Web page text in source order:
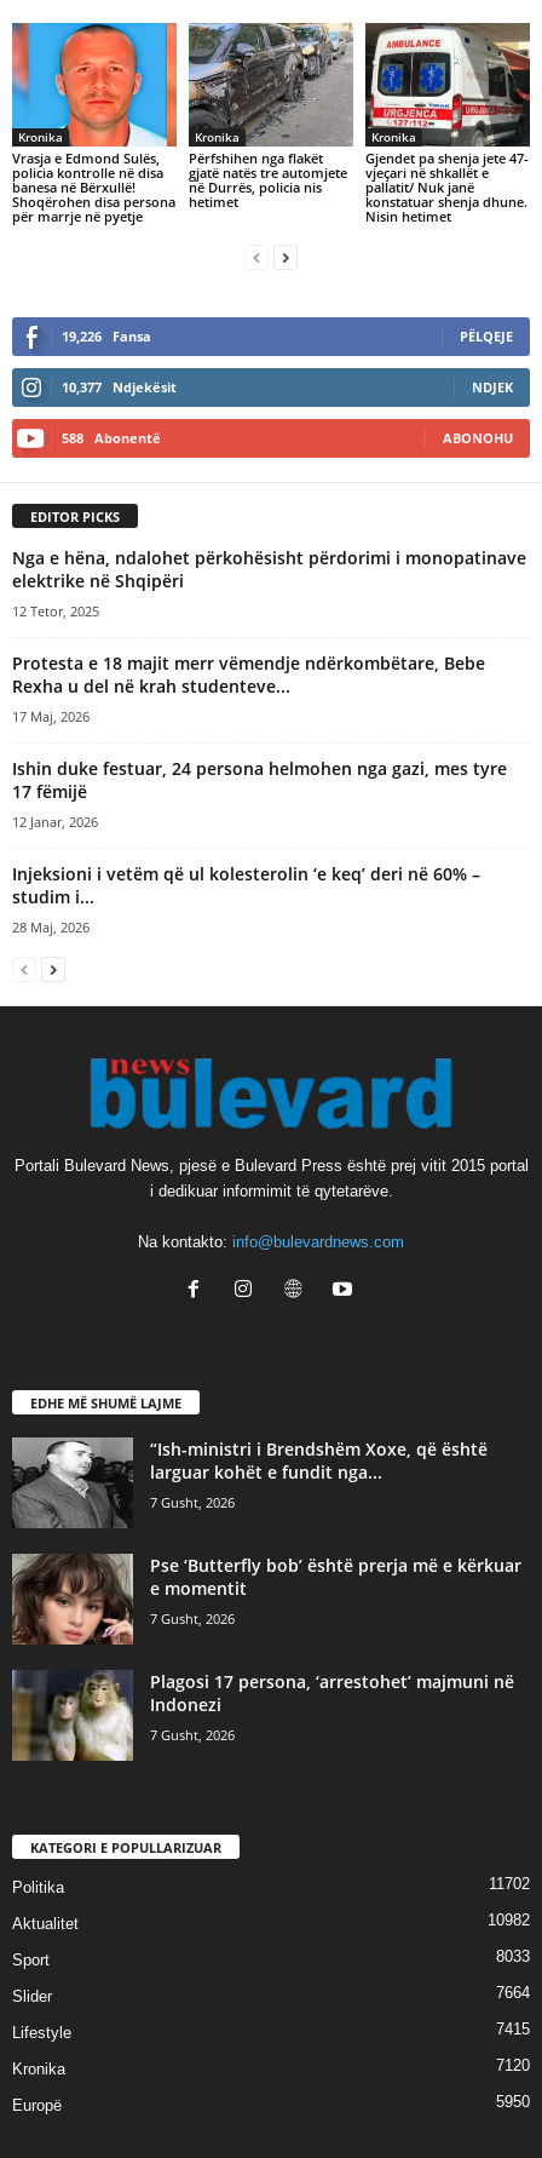
Kronika
Vrasja e Edmond Sulës,
policia kontrolle në disa
banesa në Bërxullë!
Shoqërohen disa persona
për marrje në pyetje
Kronika
Përfshihen nga flakët
gjatë natës tre automjete
në Durrës, policia nis
hetimet
Kronika
Gjendet pa shenja jete 47-
vjeçari në shkallët e
pallatit/ Nuk janë
konstatuar shenja dhune.
Nisin hetimet
19,226 Fansa PËLQEJE
10,377 Ndjekësit NDJEK
588 Abonentë ABONOHU
EDITOR PICKS
Nga e hëna, ndalohet përkohësisht përdorimi i monopatinave
elektrike në Shqipëri
12 Tetor, 2025
Protesta e 18 majit merr vëmendje ndërkombëtare, Bebe
Rexha u del në krah studenteve...
17 Maj, 2026
Ishin duke festuar, 24 persona helmohen nga gazi, mes tyre
17 fëmijë
12 Janar, 2026
Injeksioni i vetëm që ul kolesterolin ‘e keq’ deri në 60% –
studim i...
28 Maj, 2026
Portali Bulevard News, pjesë e Bulevard Press është prej vitit 2015 portal
i dedikuar informimit të qytetarëve.
Na kontakto: info@bulevardnews.com
EDHE MË SHUMË LAJME
“Ish-ministri i Brendshëm Xoxe, që është
larguar kohët e fundit nga...
7 Gusht, 2026
Pse ‘Butterfly bob’ është prerja më e kërkuar
e momentit
7 Gusht, 2026
Plagosi 17 persona, ‘arrestohet’ majmuni në
Indonezi
7 Gusht, 2026
KATEGORI E POPULLARIZUAR
Politika 11702
Aktualitet 10982
Sport 8033
Slider 7664
Lifestyle 7415
Kronika 7120
Europë 5950